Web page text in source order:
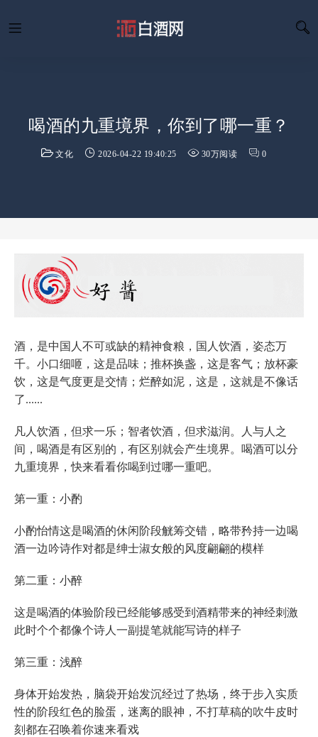
喝酒的九重境界，你到了哪一重？
文化 2026-04-22 19:40:25 30万阅读 0
酒，是中国人不可或缺的精神食粮，国人饮酒，姿态万
千。小口细咂，这是品味；推杯换盏，这是客气；放杯豪
饮，这是气度更是交情；烂醉如泥，这是，这就是不像话
了......
凡人饮酒，但求一乐；智者饮酒，但求滋润。人与人之
间，喝酒是有区别的，有区别就会产生境界。喝酒可以分
九重境界，快来看看你喝到过哪一重吧。
第一重：小酌
小酌怡情这是喝酒的休闲阶段觥筹交错，略带矜持一边喝
酒一边吟诗作对都是绅士淑女般的风度翩翩的模样
第二重：小醉
这是喝酒的体验阶段已经能够感受到酒精带来的神经刺激
此时个个都像个诗人一副提笔就能写诗的样子
第三重：浅醉
身体开始发热，脑袋开始发沉经过了热场，终于步入实质
性的阶段红色的脸蛋，迷离的眼神，不打草稿的吹牛皮时
刻都在召唤着你速来看戏